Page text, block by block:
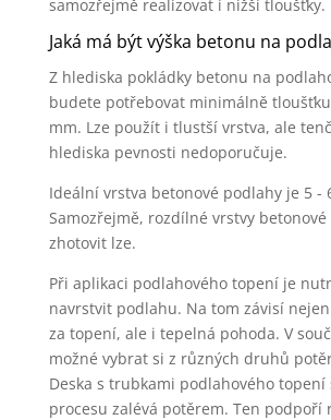
samozřejmě realizovat i nižší tloušťky.
Jaká má být výška betonu na
Z hlediska pokládky betonu na
budete potřebovat minimálně
mm. Lze použít i tlustší vrstva, ale
hlediska pevnosti nedoporučuje.
Ideální vrstva betonové podlahy je 5 -
Samozřejmě, rozdílné vrstvy
zhotovit lze.
Při aplikaci podlahového topení je
navrstvit podlahu. Na tom závisí
za topení, ale i tepelná pohoda. V
možné vybrat si z různých druhů
Deska s trubkami podlahového
procesu zalévá potěrem. Ten podpoří